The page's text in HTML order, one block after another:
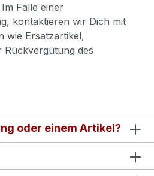
Falle einer
kontaktieren wir Dich mit
wie Ersatzartikel,
Rückvergütung des
oder einem Artikel?